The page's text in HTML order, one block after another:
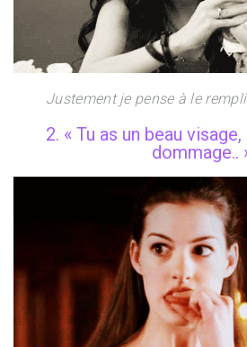
Justement je pense à le
2. « Tu as un beau
dommage..